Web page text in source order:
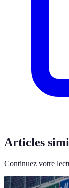
Articles
Continuez votre